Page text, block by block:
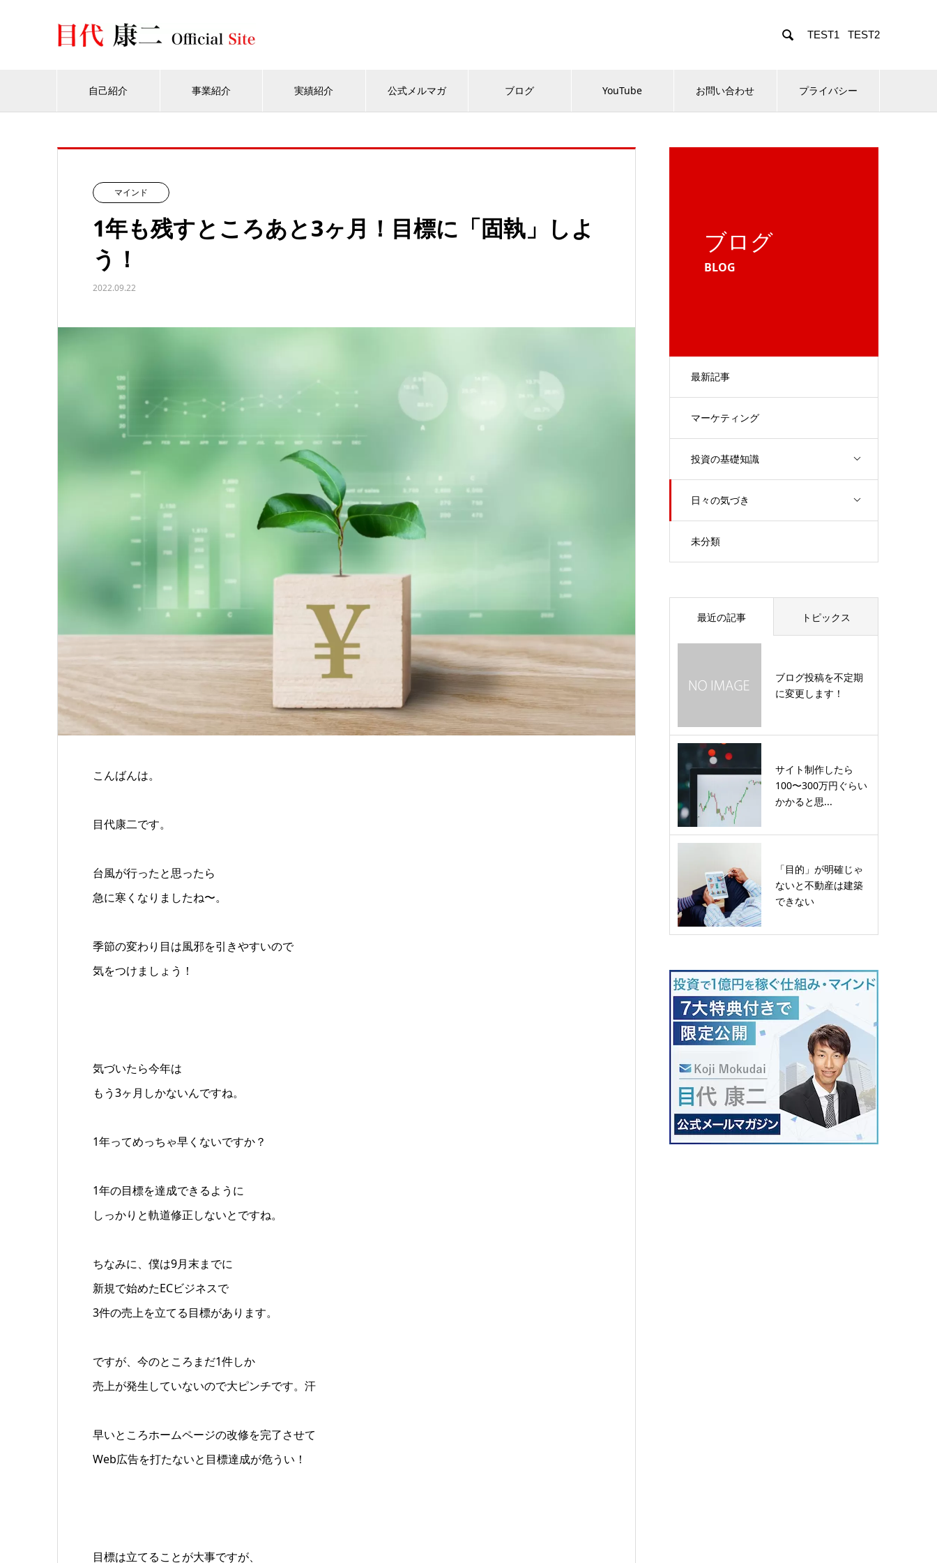
 TEST1 TEST2
自己紹介 事業紹介 実績紹介 公式メルマガ ブログ YouTube お問い合わせ プライバシー
ブログ
BLOG
最新記事
マーケティング
投資の基礎知識
日々の気づき
未分類
マインド
1年も残すところあと3ヶ月！目標に「固執」しよ
う！
2022.09.22
こんばんは。
目代康二です。
台風が行ったと思ったら
急に寒くなりましたね〜。
季節の変わり目は風邪を引きやすいので
気をつけましょう！
気づいたら今年は
もう3ヶ月しかないんですね。
1年ってめっちゃ早くないですか？
1年の目標を達成できるように
しっかりと軌道修正しないとですね。
ちなみに、僕は9月末までに
新規で始めたECビジネスで
3件の売上を立てる目標があります。
ですが、今のところまだ1件しか
売上が発生していないので大ピンチです。汗
早いところホームページの改修を完了させて
Web広告を打たないと目標達成が危うい！
目標は立てることが大事ですが、
最近の記事 トピックス
ブログ投稿を不定期
に変更します！
サイト制作したら
100〜300万円ぐらい
かかると思...
「目的」が明確じゃ
ないと不動産は建築
できない